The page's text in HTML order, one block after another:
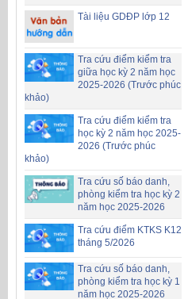
Tài liệu GDĐP lớp 12
Tra cứu điểm kiểm tra
giữa học kỳ 2 năm học
2025-2026 (Trước phúc
khảo)
Tra cứu điểm kiểm tra
học kỳ 2 năm học 2025-
2026 (Trước phúc
khảo)
Tra cứu số báo danh,
phòng kiểm tra học kỳ 2
năm học 2025-2026
Tra cứu điểm KTKS K12
tháng 5/2026
Tra cứu số báo danh,
phòng kiểm tra học kỳ 1
năm học 2025-2026